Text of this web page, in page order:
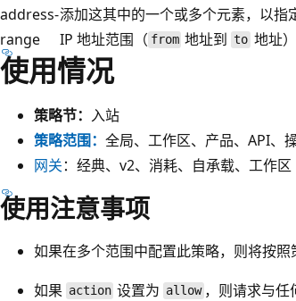
address-
range
添加这其中的一个或多个元素，以指
IP 地址范围（ from 地址到to地址）
使用情况
策略节： 入站
策略范围： 全局、工作区、产品、API、
网关：经典、v2、消耗、自承载、工作区
使用注意事项
如果在多个范围中配置此策略，则将按照
如果 action 设置为 allow，则请求与任